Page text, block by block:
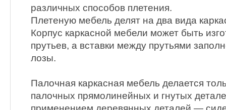
различных способов плетения.
Плетеную мебель делят на два вида
Корпус каркасной мебели может быть
прутьев, а вставки между прутьями
лозы.
Палочная каркасная мебель делается
палочных прямолинейных и гнутых